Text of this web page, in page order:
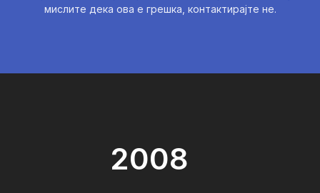
мислите дека ова е грешка, контактирајте не.
2008